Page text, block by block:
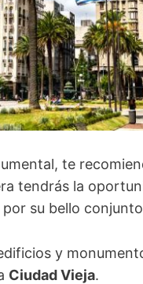
te
tendrás la
su bello
y
Ciudad Vieja.